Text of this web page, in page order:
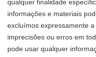
qualquer finalidade
informações e materiais
excluímos expressamente
imprecisões ou erros em
pode usar qualquer